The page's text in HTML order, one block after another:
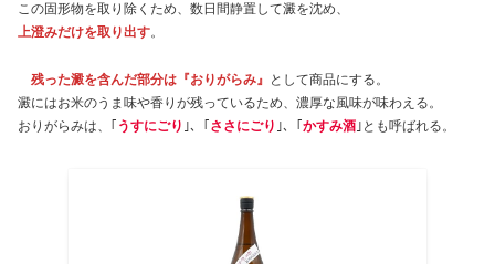
この固形物を取り除くため、数日間静置して澱を沈め、
上澄みだけを取り出す。
残った澱を含んだ部分は『おりがらみ』 として商品にする。
澱にはお米のうま味や香りが残っているため、濃厚な風味が味わえる。
おりがらみは、｢ うすにごり ｣、｢ささにごり ｣、｢かすみ酒 ｣とも呼ばれる。